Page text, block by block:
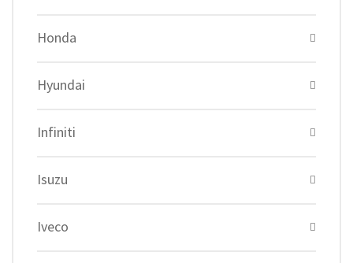
Honda
Hyundai
Infiniti
Isuzu
Iveco